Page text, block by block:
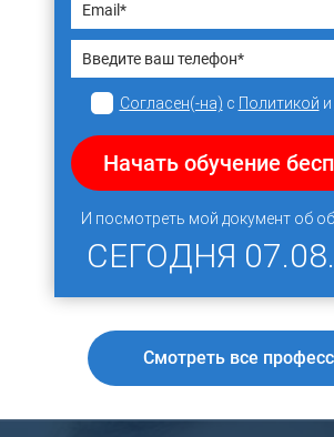
Согласен(-на) с Политикой и
Начать обучение
И посмотреть мой документ об
СЕГОДНЯ
Смотреть все